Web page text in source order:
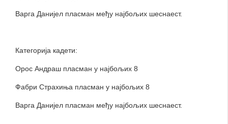
Варга Данијел пласман међу најбољих шеснаест.
Категорија кадети:
Орос Андраш пласман у најбољих 8
Фабри Страхиња пласман у најбољих 8
Варга Данијел пласман међу најбољих шеснаест.